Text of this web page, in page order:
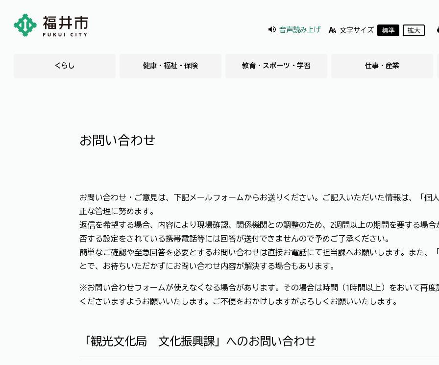
音声読み上げ 文字サイズ 標準 拡大
くらし 健康・福祉・保険 教育・スポーツ・学習 仕事・産業
お問い合わせ
お問い合わせ・ご意見は、下記メールフォームからお送りください。ご記入いただいた情報は、「個
正な管理に努めます。
返信を希望する場合、内容により現場確認、関係機関との調整のため、2週間以上の期間を要する場
否する設定をされている携帯電話等には回答が送付できませんので予めご了承ください。
簡単なご確認や至急回答を必要とするお問い合わせは直接お電話にて担当課へお願いします。また、
とで、お待ちいただかずにお問い合わせ内容が解決する場合もあります。
※お問い合わせフォームが使えなくなる場合があります。その場合は時間（1時間以上）をおいて再
くださいますようお願いいたします。ご不便をおかけしますがよろしくお願いいたします。
「観光文化局 文化振興課」へのお問い合わせ